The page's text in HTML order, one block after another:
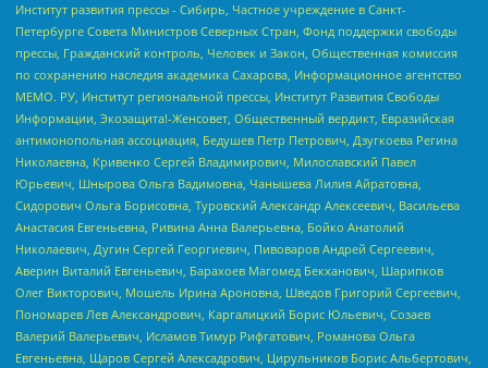
Институт развития прессы - Сибирь, Частное учреждение в Санкт-
Петербурге Совета Министров Северных Стран, Фонд поддержки свободы
прессы, Гражданский контроль, Человек и Закон, Общественная комиссия
по сохранению наследия академика Сахарова, Информационное агентство
МЕМО. РУ, Институт региональной прессы, Институт Развития Свободы
Информации, Экозащита!-Женсовет, Общественный вердикт, Евразийская
антимонопольная ассоциация, Бедушев Петр Петрович, Дзугкоева Регина
Николаевна, Кривенко Сергей Владимирович, Милославский Павел
Юрьевич, Шнырова Ольга Вадимовна, Чанышева Лилия Айратовна,
Сидорович Ольга Борисовна, Туровский Александр Алексеевич, Васильева
Анастасия Евгеньевна, Ривина Анна Валерьевна, Бойко Анатолий
Николаевич, Дугин Сергей Георгиевич, Пивоваров Андрей Сергеевич,
Аверин Виталий Евгеньевич, Барахоев Магомед Бекханович, Шарипков
Олег Викторович, Мошель Ирина Ароновна, Шведов Григорий Сергеевич,
Пономарев Лев Александрович, Каргалицкий Борис Юльевич, Созаев
Валерий Валерьевич, Исламов Тимур Рифгатович, Романова Ольга
Евгеньевна, Щаров Сергей Алексадрович, Цирульников Борис Альбертович,